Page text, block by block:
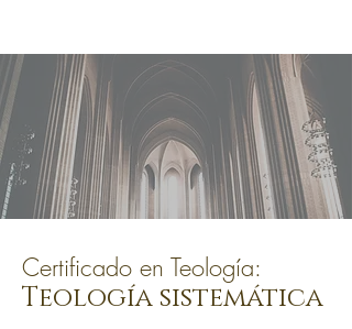
Certificado en Teología:
Teología sistemática